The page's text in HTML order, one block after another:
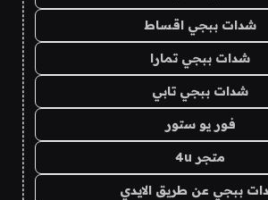
شدات ببجي اقساط
شدات ببجي تمارا
شدات ببجي تابي
فور يو ستور
متجر 4u
ببجي عن طريق الايدي